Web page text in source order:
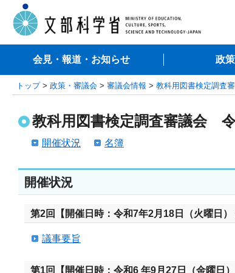
会見・報道・お知らせ 政
トップ> 政策・審議会 > 審議会情報 > 教科用図書検定調査
教科用図書検定調査審議会
開催状況 名簿
開催状況
第2回【開催日時：令和7年2月18日（火曜日）
議事要旨
第1回【開催日時：令和6 年9月27日（金曜日